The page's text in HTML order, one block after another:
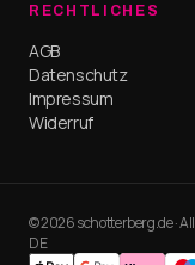
RECHTLICHES
AGB
Datenschutz
Impressum
Widerruf
© 2026 schotterberg.de ·
DE